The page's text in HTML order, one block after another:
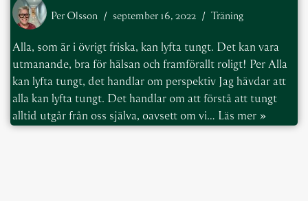
Per Olsson september 16, 2022 Träning
Alla, som är i övrigt friska, kan lyfta tungt. Det kan vara
utmanande, bra för hälsan och framförallt roligt! Per Alla
kan lyfta tungt, det handlar om perspektiv Jag hävdar att
alla kan lyfta tungt. Det handlar om att förstå att tungt
alltid utgår från oss själva, oavsett om vi… Läs mer »